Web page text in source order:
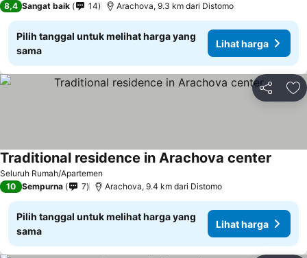
8,4 Sangat baik 14 Arachova, 9.3 km dari Distomo
Pilih tanggal untuk melihat harga yang
sama
Lihat harga
Bagikan
Seluruh Rumah/Apartemen
Traditional residence in Arachova center
10 Sempurna 7 Arachova, 9.4 km dari Distomo
Pilih tanggal untuk melihat harga yang
sama
Lihat harga